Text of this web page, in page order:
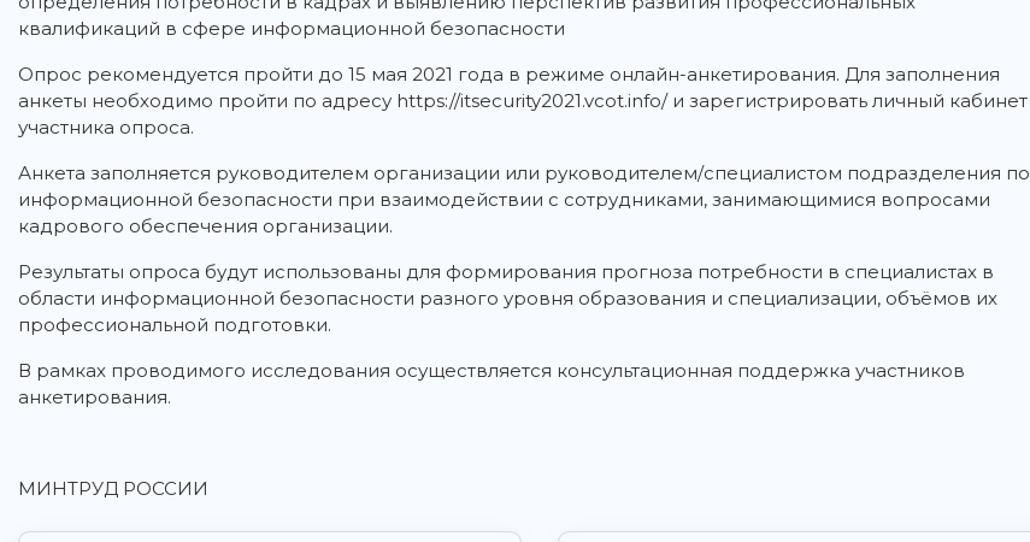
квалификаций в сфере информационной безопасности
Опрос рекомендуется пройти до 15 мая 2021 года в режиме онлайн-анкетирования. Для заполнения
анкеты необходимо пройти по адресу https://itsecurity2021.vcot.info/ и зарегистрировать личный кабинет
участника опроса.
Анкета заполняется руководителем организации или руководителем/специалистом подразделения по
информационной безопасности при взаимодействии с сотрудниками, занимающимися вопросами
кадрового обеспечения организации.
Результаты опроса будут использованы для формирования прогноза потребности в специалистах в
области информационной безопасности разного уровня образования и специализации, объёмов их
профессиональной подготовки.
В рамках проводимого исследования осуществляется консультационная поддержка участников
анкетирования.
МИНТРУД РОССИИ